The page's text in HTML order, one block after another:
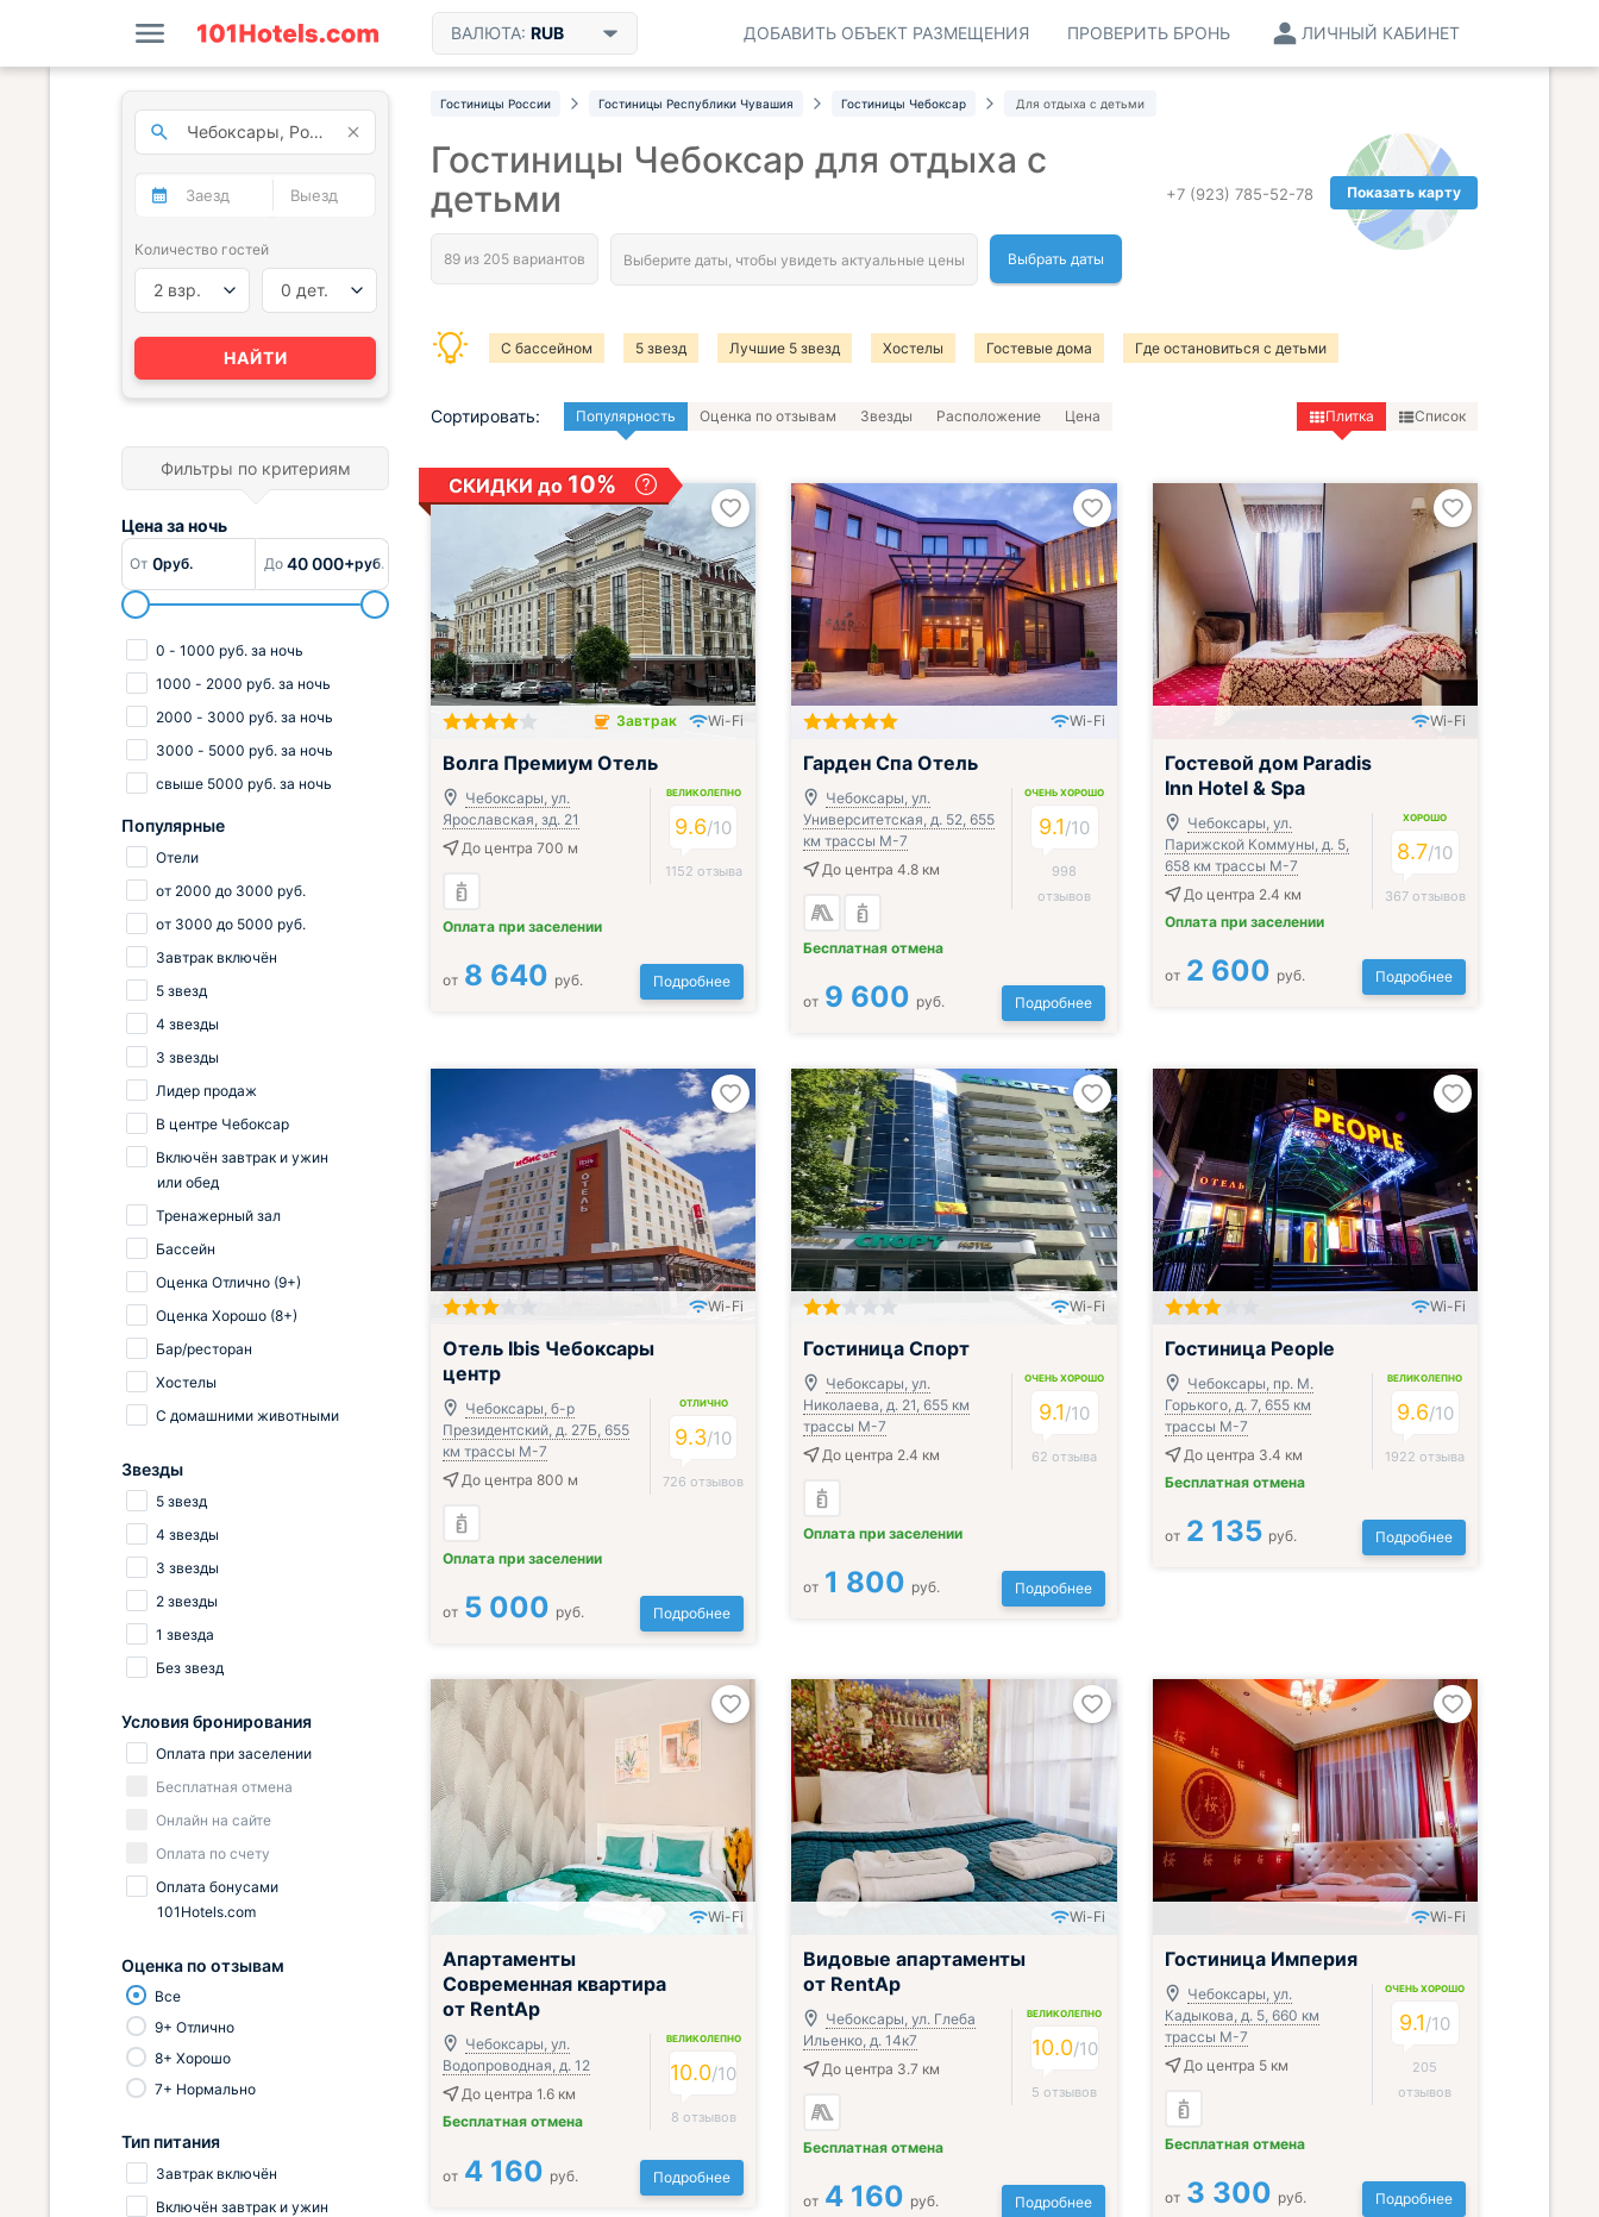
ВАЛЮТА: RUB ЛИЧНЫЙ КАБИНЕТ
ПРОВЕРИТЬ БРОНЬ
ДОБАВИТЬ ОБЪЕКТ РАЗМЕЩЕНИЯ
Гостиницы России Гостиницы Республики Чувашия Гостиницы Чебоксар Для отдыха с детьми
Показать карту
+7 (923) 785-52-78
Гостиницы Чебоксар для отдыха с
детьми
Выбрать даты
С бассейном 5 звезд Лучшие 5 звезд Хостелы Гостевые дома Где остановиться с детьми
Сортировать: Популярность Оценка по отзывам Звезды Расположение Цена Плитка Список
СКИДКИ до 10%
; Завтрак включён
Завтрак Wi-Fi
Волга Премиум Отель
Чебоксары, ул.
Ярославская, зд. 21
До центра 700 м
Оплата при заселении
ВЕЛИКОЛЕПНО
9.6/10
1152 отзыва
от 8 640 руб. Подробнее
Wi-Fi
Гарден Спа Отель
Чебоксары, ул.
Университетская, д. 52, 655
км трассы М-7
До центра 4.8 км
Бесплатная отмена
ОЧЕНЬ ХОРОШО
9.1/10
998
отзывов
от 9 600 руб. Подробнее
Всё включено
Wi-Fi
Гостевой дом Paradis
Inn Hotel & Spa
Чебоксары, ул.
Парижской Коммуны, д. 5,
658 км трассы М-7
До центра 2.4 км
Оплата при заселении
ХОРОШО
8.7/10
367 отзывов
от 2 600 руб. Подробнее
Wi-Fi
Отель Ibis Чебоксары
центр
Чебоксары, б-р
Президентский, д. 27Б, 655
км трассы М-7
До центра 800 м
Оплата при заселении
ОТЛИЧНО
9.3/10
726 отзывов
от 5 000 руб. Подробнее
Wi-Fi
Гостиница Спорт
Чебоксары, ул.
Николаева, д. 21, 655 км
трассы М-7
До центра 2.4 км
Оплата при заселении
ОЧЕНЬ ХОРОШО
9.1/10
62 отзыва
от 1 800 руб. Подробнее
Wi-Fi
Гостиница People
Чебоксары, пр. М.
Горького, д. 7, 655 км
трассы М-7
До центра 3.4 км
Бесплатная отмена
ВЕЛИКОЛЕПНО
9.6/10
1922 отзыва
от 2 135 руб. Подробнее
Wi-Fi
Апартаменты
Современная квартира
от RentAp
Чебоксары, ул.
Водопроводная, д. 12
До центра 1.6 км
Бесплатная отмена
ВЕЛИКОЛЕПНО
10.0/10
8 отзывов
от 4 160 руб. Подробнее
Wi-Fi
Видовые апартаменты
от RentAp
Чебоксары, ул. Глеба
Ильенко, д. 14к7
До центра 3.7 км
Бесплатная отмена
ВЕЛИКОЛЕПНО
10.0/10
5 отзывов
от 4 160 руб. Подробнее
Включён завтрак, обед и ужин
Wi-Fi
Гостиница Империя
Чебоксары, ул.
Кадыкова, д. 5, 660 км
трассы М-7
До центра 5 км
Бесплатная отмена
ОЧЕНЬ ХОРОШО
9.1/10
205
отзывов
от 3 300 руб. Подробнее
Количество гостей
2 взр. 0 дет.
НАЙТИ
Фильтры по критериям
Цена заночь
От 0руб. До 40 000+руб.
0 - 1000 руб. за ночь
1000 - 2000 руб. за ночь
2000 - 3000 руб. за ночь
3000 - 5000 руб. за ночь
свыше 5000 руб. за ночь
Популярные
Отели
от 2000 до 3000 руб.
от 3000 до 5000 руб.
Завтрак включён
5 звезд
4 звезды
3 звезды
Лидер продаж
В центре Чебоксар
Включён завтрак и ужин
или обед
Тренажерный зал
Бассейн
Оценка Отлично (9+)
Оценка Хорошо (8+)
Бар/ресторан
Хостелы
С домашними животными
Звезды
5 звезд
4 звезды
3 звезды
2 звезды
1 звезда
Без звезд
Условия бронирования
Оплата при заселении
Бесплатная отмена
Онлайн на сайте
Оплата по счету
Оплата бонусами
101Hotels.com
Оценка по отзывам
Все
9+ Отлично
8+ Хорошо
7+ Нормально
Тип питания
Завтрак включён
Включён завтрак и ужин